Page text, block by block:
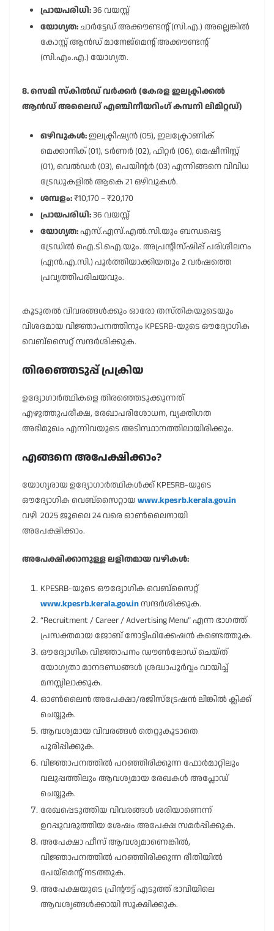
പ്രായപരിധി:36 വയസ്സ്
യോഗ്യത:ചാർട്ടേഡ് അക്കൗണ്ടന്റ് (സി.എ.) അല്ലെങ്കിൽ
കോസ്റ്റ് ആൻഡ് മാനേജ്മെന്റ് അക്കൗണ്ടന്റ്
(സി.എം.എ.) യോഗ്യത.
8. സെമി സ്കിൽഡ് വർക്കർ (കേരള ഇലക്ട്രിക്കൽ
ആൻഡ് അലൈഡ് എഞ്ചിനീയറിംഗ് കമ്പനി ലിമിറ്റഡ്)
ഒഴിവുകൾ:ഇലക്ട്രീഷ്യൻ (05), ഇലക്ട്രോണിക്
മെക്കാനിക് (01), ടർണർ (02), ഫിറ്റർ (06), മെഷീനിസ്റ്റ്
(01), വെൽഡർ (03), പെയിന്റർ (03) എന്നിങ്ങനെ വിവിധ
ട്രേഡുകളിൽ ആകെ 21 ഒഴിവുകൾ.
ശമ്പളം:₹10,170 – ₹20,170
പ്രായപരിധി:36 വയസ്സ്
യോഗ്യത:എസ്.എസ്.എൽ.സി.യും ബന്ധപ്പെട്ട
ട്രേഡിൽ ഐ.ടി.ഐ.യും. അപ്രന്റീസ്ഷിപ്പ് പരിശീലനം
(എൻ.എ.സി.) പൂർത്തിയാക്കിയതും 2 വർഷത്തെ
പ്രവൃത്തിപരിചയവും.
കൂടുതൽ വിവരങ്ങൾക്കും ഓരോ തസ്തികയുടെയും
വിശദമായ വിജ്ഞാപനത്തിനും KPESRB-യുടെ ഔദ്യോഗിക
വെബ്സൈറ്റ് സന്ദർശിക്കുക.
തിരഞ്ഞെടുപ്പ് പ്രക്രിയ
ഉദ്യോഗാർത്ഥികളെ തിരഞ്ഞെടുക്കുന്നത്
എഴുത്തുപരീക്ഷ, രേഖാപരിശോധന, വ്യക്തിഗത
അഭിമുഖം എന്നിവയുടെ അടിസ്ഥാനത്തിലായിരിക്കും.
എങ്ങനെ അപേക്ഷിക്കാം?
യോഗ്യരായ ഉദ്യോഗാർത്ഥികൾക്ക് KPESRB-യുടെ
ഔദ്യോഗിക വെബ്സൈറ്റായ www.kpesrb.kerala.gov.in
വഴി 2025 ജൂലൈ 24 വരെ ഓൺലൈനായി
അപേക്ഷിക്കാം.
അപേക്ഷിക്കാനുള്ള ലളിതമായ വഴികൾ:
KPESRB-യുടെ ഔദ്യോഗിക വെബ്സൈറ്റ്
www.kpesrb.kerala.gov.inസന്ദർശിക്കുക.
“Recruitment / Career / Advertising Menu” എന്ന ഭാഗത്ത്
പ്രസക്തമായ ജോബ് നോട്ടിഫിക്കേഷൻ കണ്ടെത്തുക.
ഔദ്യോഗിക വിജ്ഞാപനം ഡൗൺലോഡ് ചെയ്ത്
യോഗ്യതാ മാനദണ്ഡങ്ങൾ ശ്രദ്ധാപൂർവ്വം വായിച്ച്
മനസ്സിലാക്കുക.
ഓൺലൈൻ അപേക്ഷാ/രജിസ്ട്രേഷൻ ലിങ്കിൽ ക്ലിക്ക്
ചെയ്യുക.
ആവശ്യമായ വിവരങ്ങൾ തെറ്റുകൂടാതെ
പൂരിപ്പിക്കുക.
വിജ്ഞാപനത്തിൽ പറഞ്ഞിരിക്കുന്ന ഫോർമാറ്റിലും
വലുപ്പത്തിലും ആവശ്യമായ രേഖകൾ അപ്ലോഡ്
ചെയ്യുക.
രേഖപ്പെടുത്തിയ വിവരങ്ങൾ ശരിയാണെന്ന്
ഉറപ്പുവരുത്തിയ ശേഷം അപേക്ഷ സമർപ്പിക്കുക.
അപേക്ഷാ ഫീസ് ആവശ്യമാണെങ്കിൽ,
വിജ്ഞാപനത്തിൽ പറഞ്ഞിരിക്കുന്ന രീതിയിൽ
പേയ്മെന്റ് നടത്തുക.
അപേക്ഷയുടെ പ്രിന്റൗട്ട് എടുത്ത് ഭാവിയിലെ
ആവശ്യങ്ങൾക്കായി സൂക്ഷിക്കുക.